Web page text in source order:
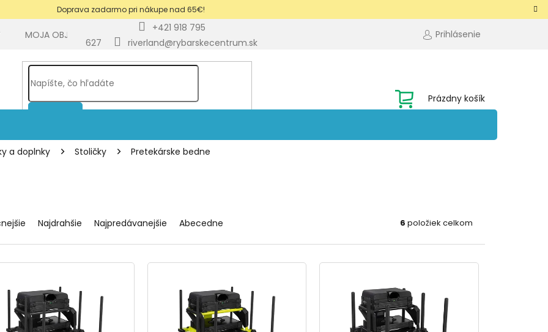
Doprava zadarmo pri nákupe nad 65€!
+421 918 795
627
riverland@rybarskecentrum.sk
MOJA OBJEDNÁVKA BLOG Prihlásenie
NÁKUPNÝ
KOŠÍK
Prázdny košík
a doplnky Stoličky Pretekárske bedne
Najdrahšie Najpredávanejšie Abecedne 6 položiek celkom